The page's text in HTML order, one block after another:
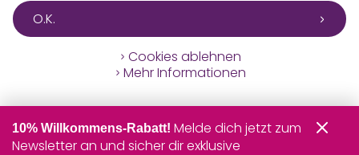
O.K.
Cookies ablehnen
Mehr Informationen
10% Willkommens-Rabatt! Melde dich jetzt zum
Newsletter an und sicher dir exklusive